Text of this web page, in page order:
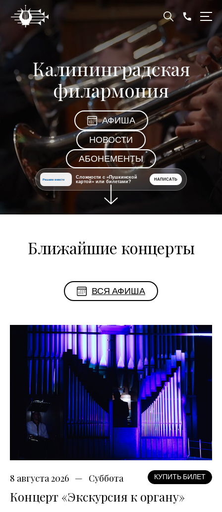
Калининградская
филармония
АФИША
НОВОСТИ
АБОНЕМЕНТЫ
Решаем вместе
Сложности с «Пушкинской
картой» или билетами?
НАПИСАТЬ
Ближайшие концерты
ВСЯ АФИША
8 августа 2026 Суббота КУПИТЬ БИЛЕТ
Концерт «Экскурсия к органу»